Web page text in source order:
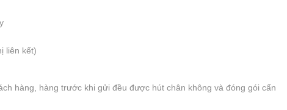
liên kết)
hàng, hàng trước khi gửi đều được hút chân không và đóng gói cẩn